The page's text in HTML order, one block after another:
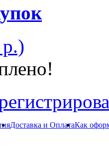
Доставка и ОплатаКак